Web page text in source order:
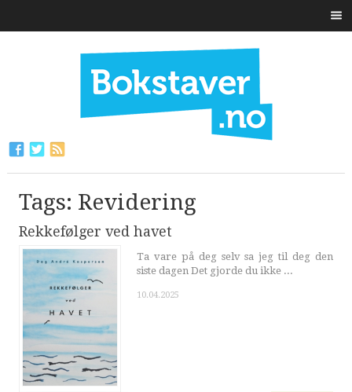
Tags: Revidering
Rekkefølger ved havet
Ta vare på deg selv sa jeg til deg den
siste dagen Det gjorde du ikke ...
10.04.2025